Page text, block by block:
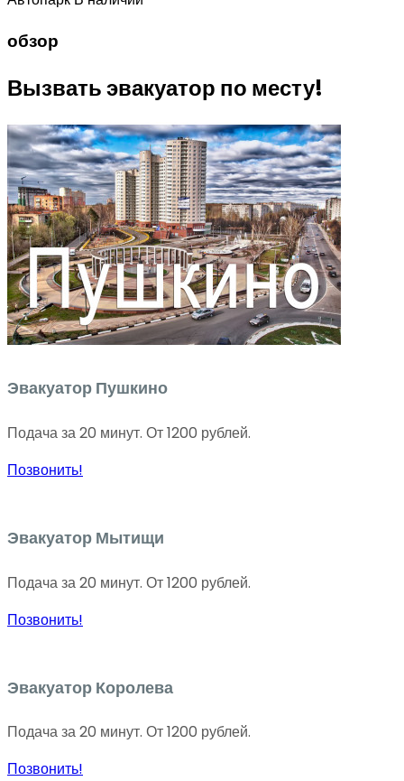
обзор
Вызвать эвакуатор по месту!
Эвакуатор Пушкино
Подача за 20 минут. От 1200 рублей.
Позвонить!
Эвакуатор Мытищи
Подача за 20 минут. От 1200 рублей.
Позвонить!
Эвакуатор Королева
Подача за 20 минут. От 1200 рублей.
Позвонить!